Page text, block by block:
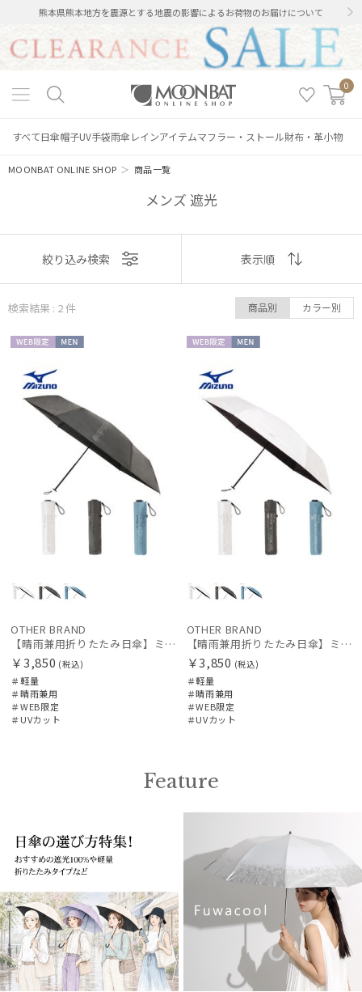
熊本県熊本地方を震源とする地震の影響によるお荷物のお届けについて
0
すべて日傘帽子UV手袋雨傘 レインアイテムマフラー・ストール財布・革小物
MOONBAT ONLINE SHOP ＞商品一覧
メンズ 遮光
レディース メンズ
カテゴリー
ブランド
傘機能
カラー
価格・割引率
在庫表示
表示
おすすめ
価格の高い
順
価格の低い
人気順
売上点数順
お気に入り
絞り込み検索 表示順
検索結果 : 2件 商品別 カラー別
OTHER BRAND
【晴雨兼用折りたたみ日傘】ミズノ（MIZUNO）ワンポイントロゴ 一級遮光99.99% 遮熱 UV99％以上 晴雨兼用 軽量
￥3,850 (税込)
＃軽量
＃晴雨兼用
＃WEB限定
＃UVカット
OTHER BRAND
【晴雨兼用折りたたみ日傘】ミズノ（MIZUNO）ワンポイントロゴ 一級遮光99.99% 遮熱 UV99％以上 晴雨兼用 軽量
￥3,850 (税込)
＃軽量
＃晴雨兼用
＃WEB限定
＃UVカット
Feature